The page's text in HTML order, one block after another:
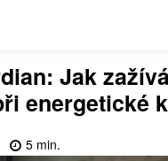
Jak
energetické
5min.